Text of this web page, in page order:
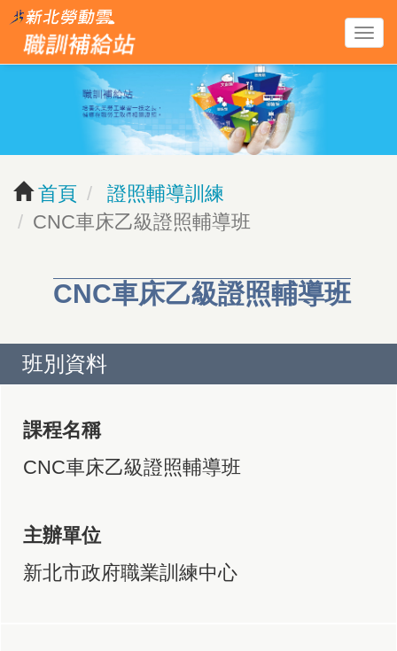
跳
主
容
區
導
覽
關
首頁
證照輔導訓練
CNC車床乙級證照輔導班
CNC車床乙級證照輔導班
班別資料
課程名稱
CNC車床乙級證照輔導班
主辦單位
新北市政府職業訓練中心